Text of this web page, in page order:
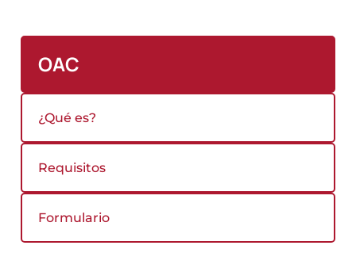
OAC
¿Qué es?
Requisitos
Formulario